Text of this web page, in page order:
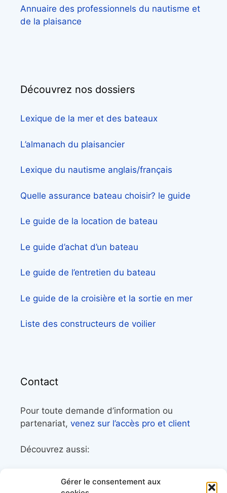
Gérer le consentement aux
Annuaire des professionnels du nautisme et
de la plaisance
Découvrez nos dossiers
Lexique de la mer et des bateaux
L’almanach du plaisancier
Lexique du nautisme anglais/français
Quelle assurance bateau choisir? le guide
Le guide de la location de bateau
Le guide d’achat d’un bateau
Le guide de l’entretien du bateau
Le guide de la croisière et la sortie en mer
Liste des constructeurs de voilier
Contact
Pour toute demande d’information ou
partenariat, venez sur l’accès pro et client
Découvrez aussi:
librairie maritime